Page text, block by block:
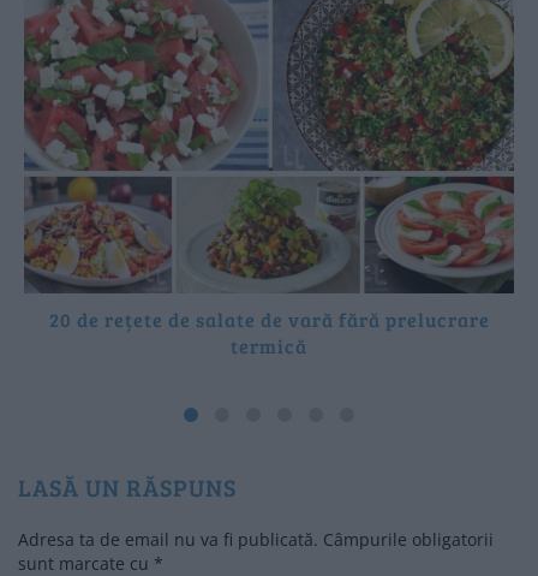
20 de rețete de salate de vară fără prelucrare
termică
LASĂ UN RĂSPUNS
Adresa ta de email nu va fi publicată. Câmpurile obligatorii
sunt marcate cu *